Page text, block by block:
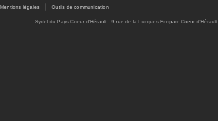
Mentions légales Outils de communication
Sydel du Pays Coeur d'Hérault - 9 rue de la Lucques Ecoparc Coeur